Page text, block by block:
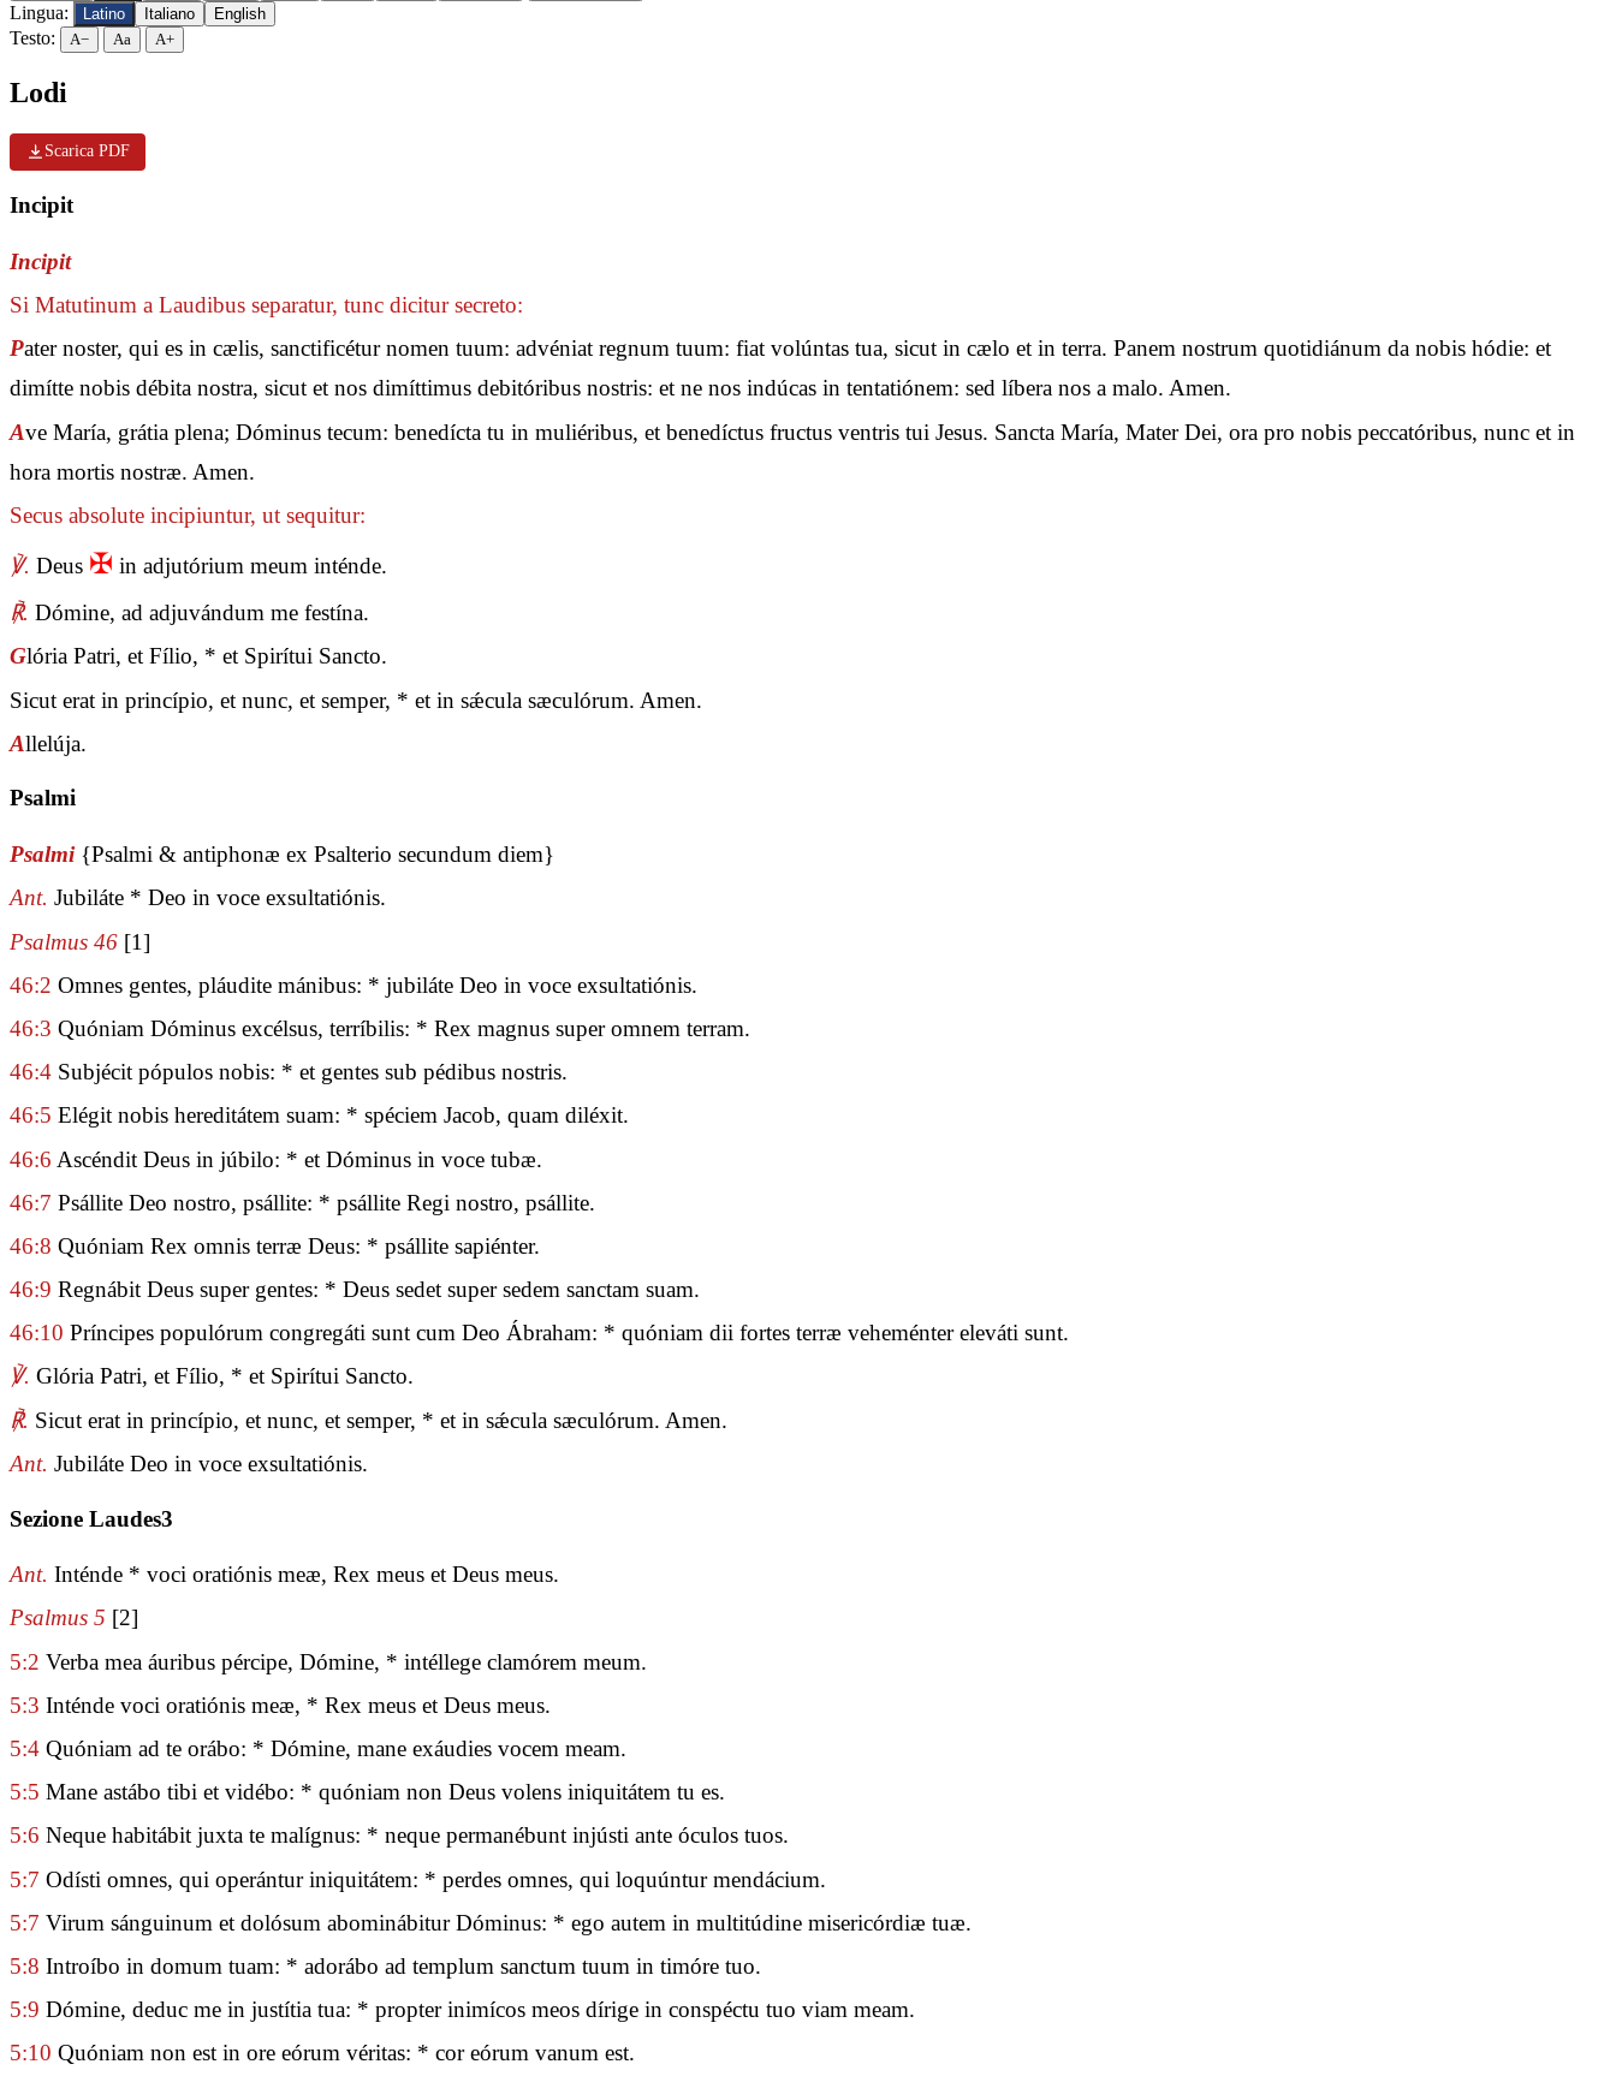
Lingua: Latino Italiano English
Testo: A− Aa A+
Lodi
Scarica PDF
Incipit
Incipit
Si Matutinum a Laudibus separatur, tunc dicitur secreto:
Pater noster, qui es in cælis, sanctificétur nomen tuum: advéniat regnum tuum: fiat volúntas tua, sicut in cælo et in terra. Panem nostrum quotidiánum da nobis hódie: et
dimítte nobis débita nostra, sicut et nos dimíttimus debitóribus nostris: et ne nos indúcas in tentatiónem: sed líbera nos a malo. Amen.
Ave María, grátia plena; Dóminus tecum: benedícta tu in muliéribus, et benedíctus fructus ventris tui Jesus. Sancta María, Mater Dei, ora pro nobis peccatóribus, nunc et in
hora mortis nostræ. Amen.
Secus absolute incipiuntur, ut sequitur:
℣. Deus ✠ in adjutórium meum inténde.
℟. Dómine, ad adjuvándum me festína.
Glória Patri, et Fílio, * et Spirítui Sancto.
Sicut erat in princípio, et nunc, et semper, * et in sǽcula sæculórum. Amen.
Allelúja.
Psalmi
Psalmi {Psalmi & antiphonæ ex Psalterio secundum diem}
Ant. Jubiláte * Deo in voce exsultatiónis.
Psalmus 46 [1]
46:2 Omnes gentes, pláudite mánibus: * jubiláte Deo in voce exsultatiónis.
46:3 Quóniam Dóminus excélsus, terríbilis: * Rex magnus super omnem terram.
46:4 Subjécit pópulos nobis: * et gentes sub pédibus nostris.
46:5 Elégit nobis hereditátem suam: * spéciem Jacob, quam diléxit.
46:6 Ascéndit Deus in júbilo: * et Dóminus in voce tubæ.
46:7 Psállite Deo nostro, psállite: * psállite Regi nostro, psállite.
46:8 Quóniam Rex omnis terræ Deus: * psállite sapiénter.
46:9 Regnábit Deus super gentes: * Deus sedet super sedem sanctam suam.
46:10 Príncipes populórum congregáti sunt cum Deo Ábraham: * quóniam dii fortes terræ veheménter eleváti sunt.
℣. Glória Patri, et Fílio, * et Spirítui Sancto.
℟. Sicut erat in princípio, et nunc, et semper, * et in sǽcula sæculórum. Amen.
Ant. Jubiláte Deo in voce exsultatiónis.
Sezione Laudes3
Ant. Inténde * voci oratiónis meæ, Rex meus et Deus meus.
Psalmus 5 [2]
5:2 Verba mea áuribus pércipe, Dómine, * intéllege clamórem meum.
5:3 Inténde voci oratiónis meæ, * Rex meus et Deus meus.
5:4 Quóniam ad te orábo: * Dómine, mane exáudies vocem meam.
5:5 Mane astábo tibi et vidébo: * quóniam non Deus volens iniquitátem tu es.
5:6 Neque habitábit juxta te malígnus: * neque permanébunt injústi ante óculos tuos.
5:7 Odísti omnes, qui operántur iniquitátem: * perdes omnes, qui loquúntur mendácium.
5:7 Virum sánguinum et dolósum abominábitur Dóminus: * ego autem in multitúdine misericórdiæ tuæ.
5:8 Introíbo in domum tuam: * adorábo ad templum sanctum tuum in timóre tuo.
5:9 Dómine, deduc me in justítia tua: * propter inimícos meos dírige in conspéctu tuo viam meam.
5:10 Quóniam non est in ore eórum véritas: * cor eórum vanum est.